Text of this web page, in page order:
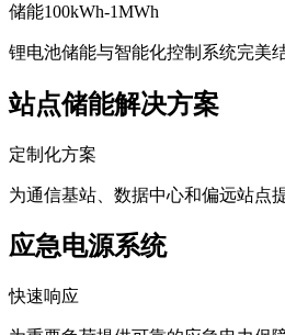
储能100kWh-1MWh
锂电池储能与智能化控制系统完美
站点储能解决方案
定制化方案
为通信基站、数据中心和偏远站点
应急电源系统
快速响应